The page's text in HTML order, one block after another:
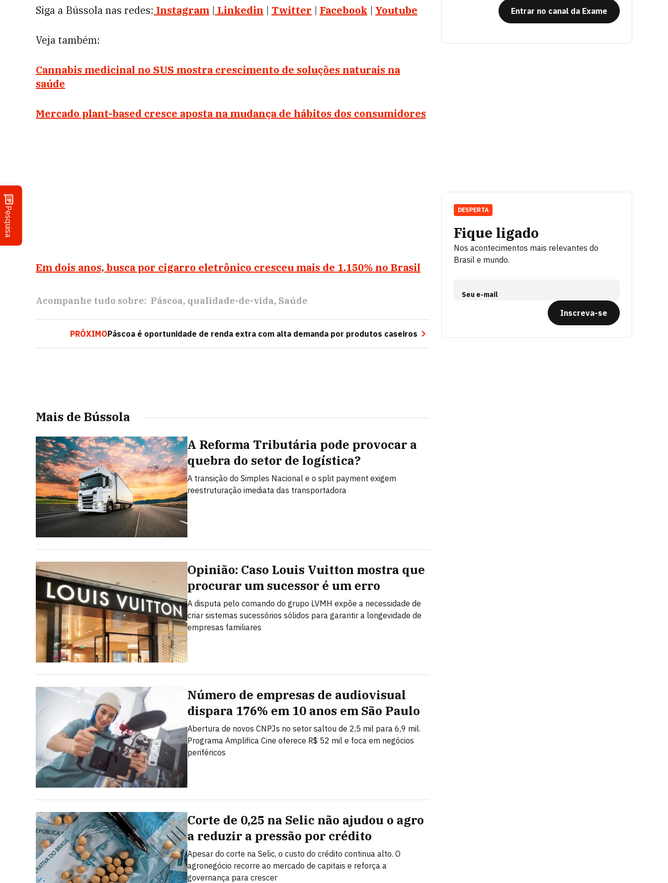
Pesquisa
Siga a Bússola nas redes: Instagram | Linkedin | Twitter | Facebook | Youtube
Veja também:
Cannabis medicinal no SUS mostra crescimento de soluções naturais na
saúde
Mercado plant-based cresce aposta na mudança de hábitos dos consumidores
Em dois anos, busca por cigarro eletrônico cresceu mais de 1.150% no Brasil
Acompanhe tudo sobre: Páscoa qualidade-de-vida Saúde
PRÓXIMOPáscoa é oportunidade de renda extra com alta demanda por produtos caseiros
Mais de Bússola
A Reforma Tributária pode provocar a
quebra do setor de logística?
A transição do Simples Nacional e o split payment exigem
reestruturação imediata das transportadora
Opinião: Caso Louis Vuitton mostra que
procurar um sucessor é um erro
A disputa pelo comando do grupo LVMH expõe a necessidade de
criar sistemas sucessórios sólidos para garantir a longevidade de
empresas familiares
Número de empresas de audiovisual
dispara 176% em 10 anos em São Paulo
Abertura de novos CNPJs no setor saltou de 2,5 mil para 6,9 mil.
Programa Amplifica Cine oferece R$ 52 mil e foca em negócios
periféricos
Corte de 0,25 na Selic não ajudou o agro
a reduzir a pressão por crédito
Apesar do corte na Selic, o custo do crédito continua alto. O
agronegócio recorre ao mercado de capitais e reforça a
governança para crescer
Entrar no canal da Exame
Fique ligado
Nos acontecimentos mais relevantes do
Brasil e mundo.
Seu e-mail
Inscreva-se
DESPERTA